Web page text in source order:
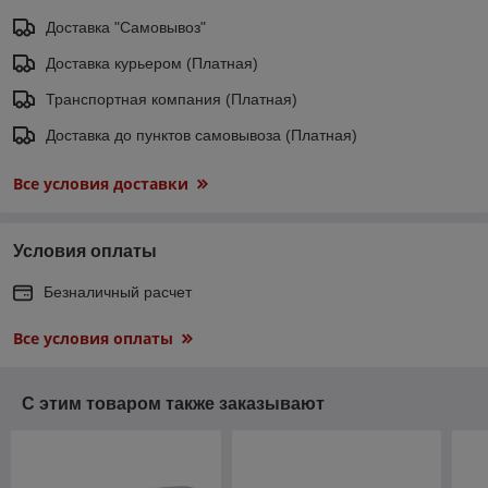
Доставка "Самовывоз"
Доставка курьером (Платная)
Транспортная компания (Платная)
Доставка до пунктов самовывоза (Платная)
Все условия доставки
Условия оплаты
Безналичный расчет
Все условия оплаты
С этим товаром также заказывают